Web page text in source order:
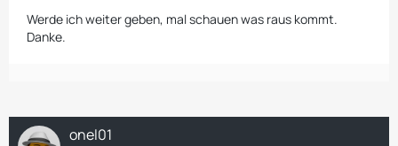
Werde ich weiter geben, mal schauen was raus kommt.
Danke.
onel01